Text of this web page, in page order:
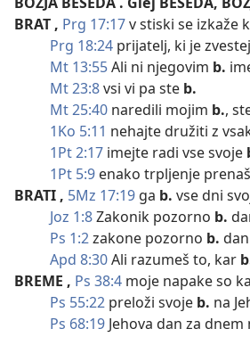
BRAT , Prg 17:17v stiski se izkaže
Prg 18:24 prijatelj, ki je
Mt 13:55Ali ni njegovim b.
Mt 23:8vsi vi pa ste b.
Mt 25:40 naredili mojim b.,
1Ko 5:11 nehajte družiti z
1Pt 2:17 imejte radi vse svoje
1Pt 5:9 enako trpljenje
BRATI , 5Mz 17:19 ga b. vse dni
Joz 1:8Zakonik pozorno b.
Ps 1:2zakone pozorno b.
Apd 8:30Ali razumeš to, kar
BREME , Ps 38:4 moje napake so
Ps 55:22 preloži svoje b. na
Ps 68:19 Jehova dan za dnem